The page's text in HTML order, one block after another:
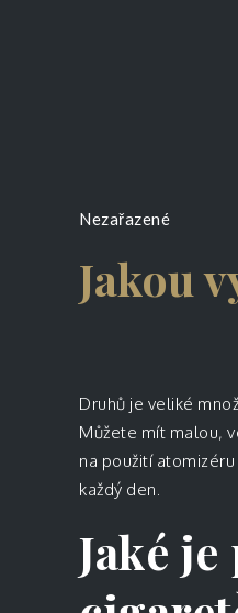
Nezařazené
Jakou
Druhů je veliké
Můžete mít malou,
na použití
každý den.
Jaké